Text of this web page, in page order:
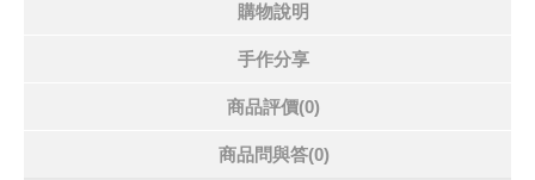
購物說明
手作分享
商品評價(0)
商品問與答(0)